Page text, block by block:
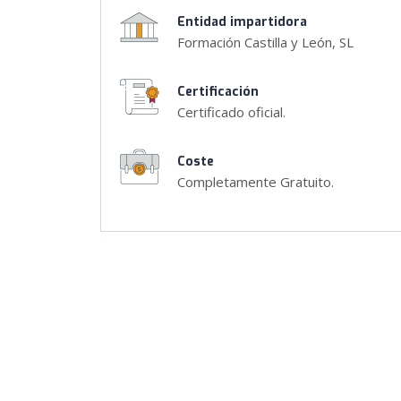
Entidad impartidora
Formación Castilla y León, SL
Certificación
Certificado oficial.
Coste
Completamente Gratuito.